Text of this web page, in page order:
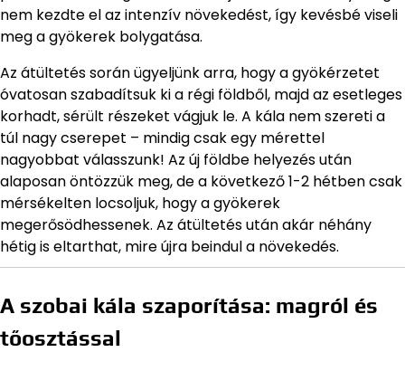
nem kezdte el az intenzív növekedést, így kevésbé viseli
meg a gyökerek bolygatása.
Az átültetés során ügyeljünk arra, hogy a gyökérzetet
óvatosan szabadítsuk ki a régi földből, majd az esetleges
korhadt, sérült részeket vágjuk le. A kála nem szereti a
túl nagy cserepet – mindig csak egy mérettel
nagyobbat válasszunk! Az új földbe helyezés után
alaposan öntözzük meg, de a következő 1-2 hétben csak
mérsékelten locsoljuk, hogy a gyökerek
megerősödhessenek. Az átültetés után akár néhány
hétig is eltarthat, mire újra beindul a növekedés.
A szobai kála szaporítása: magról és
tőosztással